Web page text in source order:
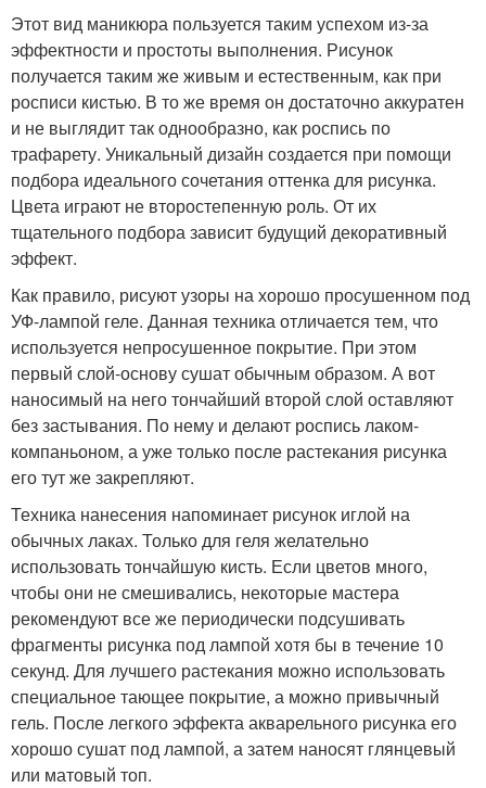
Этот вид маникюра пользуется таким успехом из-за
эффектности и простоты выполнения. Рисунок
получается таким же живым и естественным, как при
росписи кистью. В то же время он достаточно аккуратен
и не выглядит так однообразно, как роспись по
трафарету. Уникальный дизайн создается при помощи
подбора идеального сочетания оттенка для рисунка.
Цвета играют не второстепенную роль. От их
тщательного подбора зависит будущий декоративный
эффект.
Как правило, рисуют узоры на хорошо просушенном под
УФ-лампой геле. Данная техника отличается тем, что
используется непросушенное покрытие. При этом
первый слой-основу сушат обычным образом. А вот
наносимый на него тончайший второй слой оставляют
без застывания. По нему и делают роспись лаком-
компаньоном, а уже только после растекания рисунка
его тут же закрепляют.
Техника нанесения напоминает рисунок иглой на
обычных лаках. Только для геля желательно
использовать тончайшую кисть. Если цветов много,
чтобы они не смешивались, некоторые мастера
рекомендуют все же периодически подсушивать
фрагменты рисунка под лампой хотя бы в течение 10
секунд. Для лучшего растекания можно использовать
специальное тающее покрытие, а можно привычный
гель. После легкого эффекта акварельного рисунка его
хорошо сушат под лампой, а затем наносят глянцевый
или матовый топ.